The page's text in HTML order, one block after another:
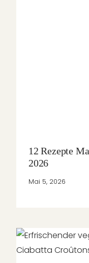
12 Rezepte
2026
Mai 5, 2026